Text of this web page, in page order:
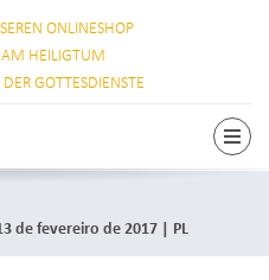
ONLINESHOP
AM HEILIGTUM
DER GOTTESDIENSTE
de fevereiro de 2017 | PL